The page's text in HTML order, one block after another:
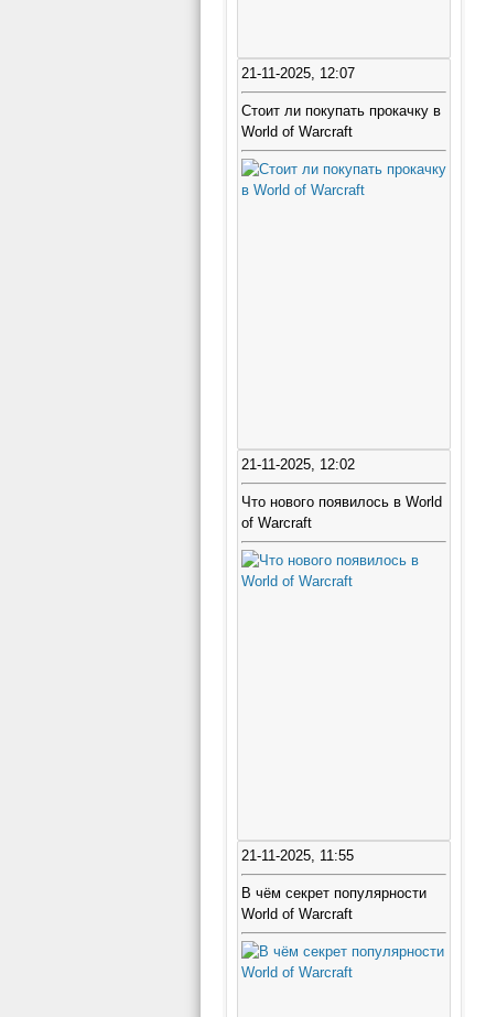
21-11-2025, 12:07
Стоит ли покупать прокачку в
World of Warcraft
21-11-2025, 12:02
Что нового появилось в World
of Warcraft
21-11-2025, 11:55
В чём секрет популярности
World of Warcraft